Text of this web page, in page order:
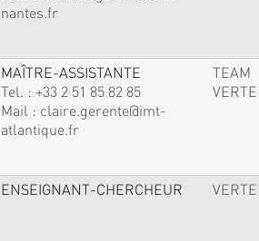
nantes.fr
MAÎTRE-ASSISTANTE
Tel. : +33 2 51 85 82 85
Mail : claire.gerente@imt-
atlantique.fr
TEAM
VERTE
ENSEIGNANT-CHERCHEUR VERTE